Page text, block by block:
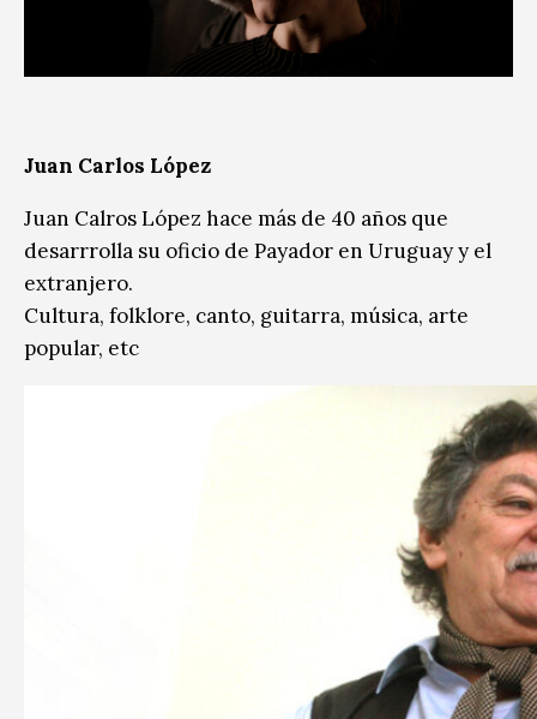
Juan Carlos López
Juan Calros López hace más de 40 años que
desarrrolla su oficio de Payador en Uruguay y el
extranjero.
Cultura, folklore, canto, guitarra, música, arte
popular, etc